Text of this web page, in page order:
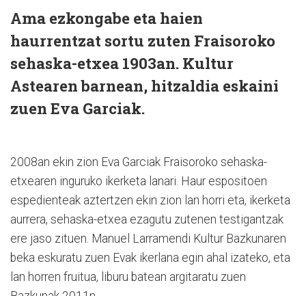
Ama ezkongabe eta haien
haurrentzat sortu zuten Fraisoroko
sehaska-etxea 1903an. Kultur
Astearen barnean, hitzaldia eskaini
zuen Eva Garciak.
2008an ekin zion Eva Garciak Fraisoroko sehaska-
etxearen inguruko ikerketa lanari. Haur espositoen
espedienteak aztertzen ekin zion lan horri eta, ikerketa
aurrera, sehaska-etxea ezagutu zutenen testigantzak
ere jaso zituen. Manuel Larramendi Kultur Bazkunaren
beka eskuratu zuen Evak ikerlana egin ahal izateko, eta
lan horren fruitua, liburu batean argitaratu zuen